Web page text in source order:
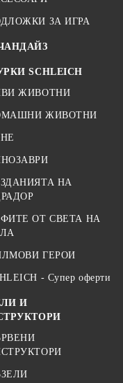
ЗА ИГРА
SCHLEICH
ЖИВОТНИ
ЖИВОТНИ
НА
ОТ СВЕТА НА
ГЕРОИ
- Супер оферти
И